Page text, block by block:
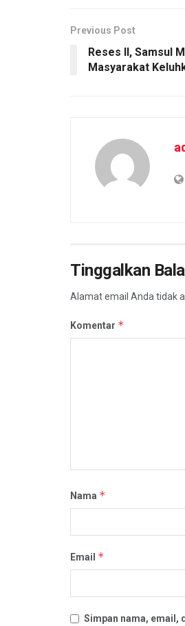
Previous Post
Reses II, Samsul
Masyarakat
Tinggalkan
Alamat email Anda tidak
Komentar *
Nama *
Email *
Simpan nama, email,